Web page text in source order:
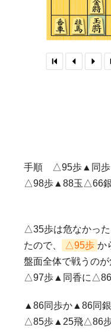
手順 △95歩▲同
△98歩▲88玉△66
△35歩は危なかっ
たので、
△95歩 か
盤面全体で戦うの
△97歩▲同香に△86
▲86同歩か▲86同
△85歩▲25飛△86